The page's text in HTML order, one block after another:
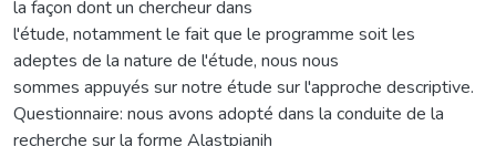
la façon dont un chercheur dans
l'étude, notamment le fait que le programme soit les
adeptes de la nature de l'étude, nous nous
sommes appuyés sur notre étude sur l'approche descriptive.
Questionnaire: nous avons adopté dans la conduite de la
recherche sur la forme Alastpianih